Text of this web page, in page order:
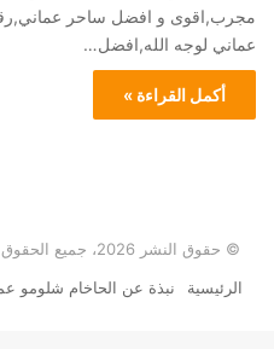
مجرب,اقوى و افضل ساحر
عماني لوجه الله,افضل…
أكمل القراءة »
© حقوق النشر 2026، جميع الحقوق محفوظة ل الشيخ الساحر الروحاني
الرئيسية
نبذة عن الحاخام شلومو